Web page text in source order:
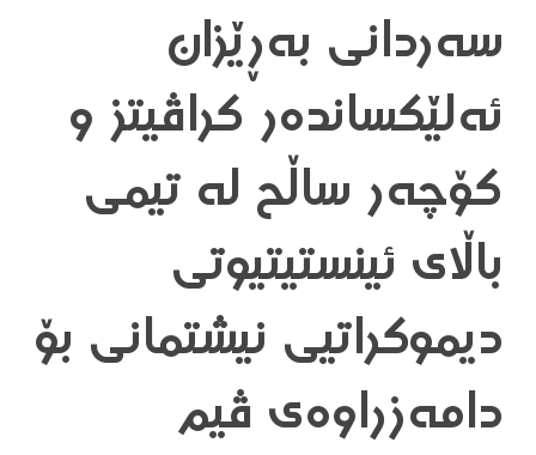
سەردانی بەڕێزان
ئەلێکساندەر کراڤیتز و
کۆچەر ساڵح لە تیمی
باڵای ئینستیتیوتی
دیموکراتیی نیشتمانی بۆ
دامەزراوەی ڤیم